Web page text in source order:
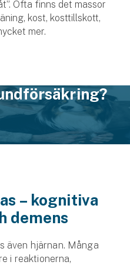
Ofta finns det massor
kost, kosttillskott,
mer.
– kognitiva
demens
även hjärnan. Många
i reaktionerna,